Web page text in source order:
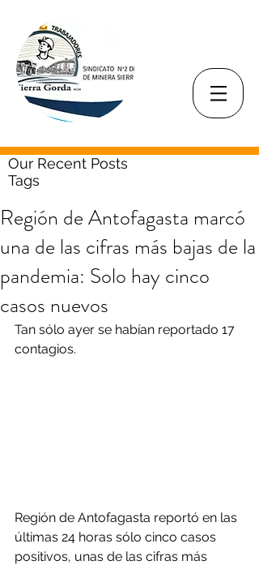
Our Recent Posts
Tags
Región de Antofagasta marcó
una de las cifras más bajas de la
pandemia: Solo hay cinco
casos nuevos
Tan sólo ayer se habían reportado 17
contagios.
Región de Antofagasta reportó en las
últimas 24 horas sólo cinco casos
positivos, unas de las cifras más